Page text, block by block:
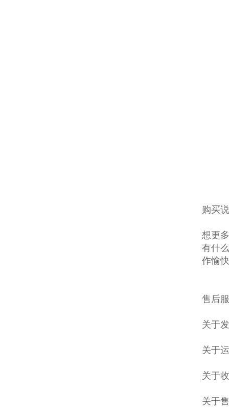
购买
想更
有什
作愉
售后
关于
关于
关于
关于